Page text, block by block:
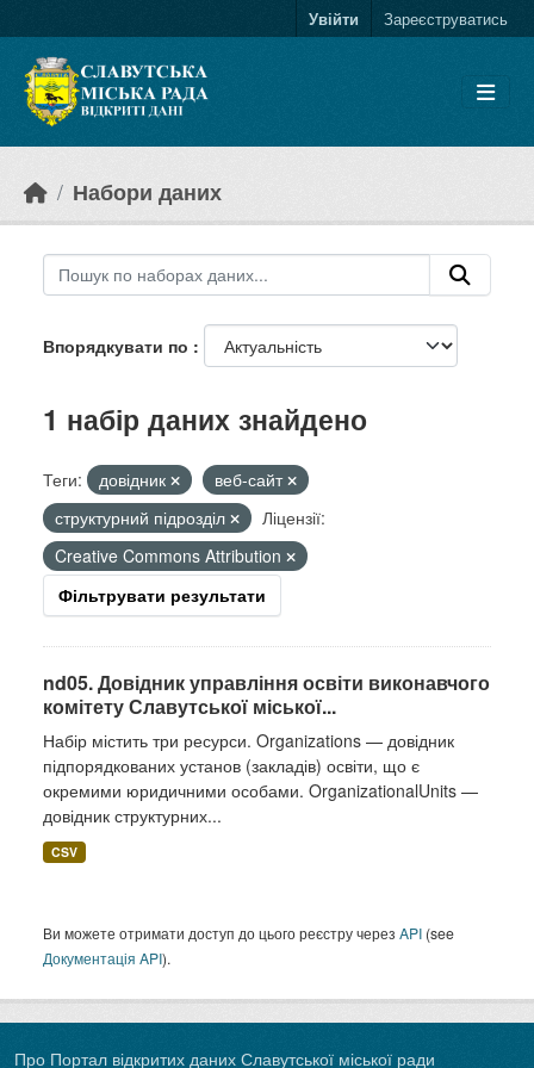
Увійти Зареєструватись
Набори даних
Впорядкувати по
1 набір даних знайдено
Теги: довідник
веб-сайт
структурний підрозділ
Ліцензії:
Creative Commons Attribution
Фільтрувати результати
nd05. Довідник управління освіти виконавчого
комітету Славутської міської...
Набір містить три ресурси. Organizations — довідник
підпорядкованих установ (закладів) освіти, що є
окремими юридичними особами. OrganizationalUnits —
довідник структурних...
CSV
Ви можете отримати доступ до цього реєстру через API (see
Документація API).
Про Портал відкритих даних Славутської міської ради